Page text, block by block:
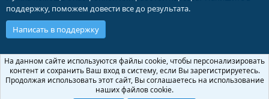
поддержку, поможем довести все до результата.
Написать в поддержку
Russian (RU)
Обратная связь
Условия и правила
Политика конфиденциальности
Помощь
На данном сайте используются файлы cookie, чтобы персонализировать
контент и сохранить Ваш вход в систему, если Вы зарегистрируетесь.
Продолжая использовать этот сайт, Вы соглашаетесь на использование
наших файлов cookie.